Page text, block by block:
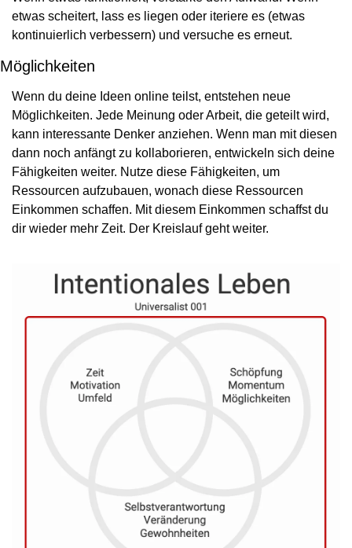
etwas scheitert, lass es liegen oder iteriere es (etwas
kontinuierlich verbessern) und versuche es erneut.
Möglichkeiten
Wenn du deine Ideen online teilst, entstehen neue
Möglichkeiten. Jede Meinung oder Arbeit, die geteilt wird,
kann interessante Denker anziehen. Wenn man mit diesen
dann noch anfängt zu kollaborieren, entwickeln sich deine
Fähigkeiten weiter. Nutze diese Fähigkeiten, um
Ressourcen aufzubauen, wonach diese Ressourcen
Einkommen schaffen. Mit diesem Einkommen schaffst du
dir wieder mehr Zeit. Der Kreislauf geht weiter.